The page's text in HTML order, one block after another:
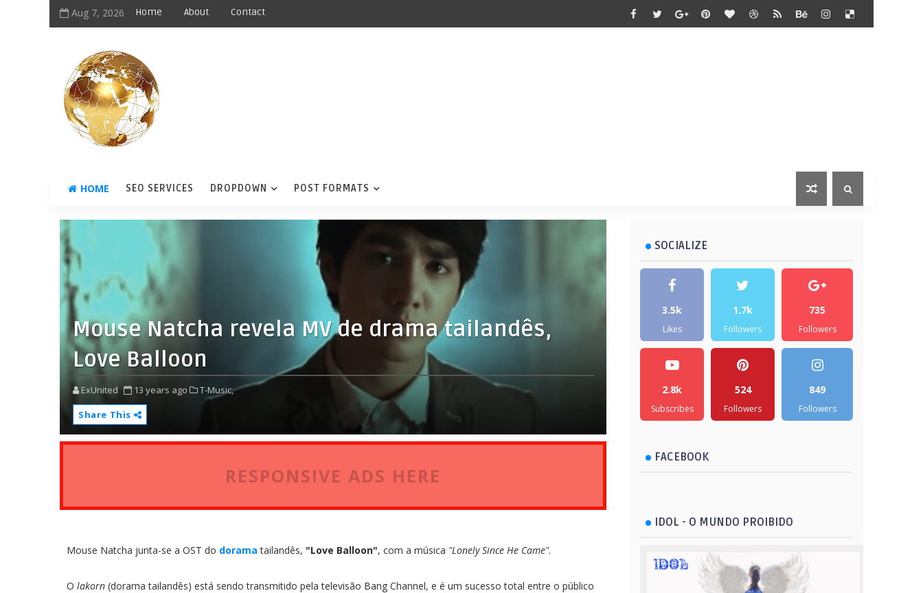
Aug 7, 2026 Home About Contact
HOME SEO SERVICES DROPDOWN POST FORMATS
Mouse Natcha revela MV de drama tailandês,
Love Balloon
ExUnited 13 years ago
T-Music,
Share This
RESPONSIVE ADS HERE
Mouse Natcha junta-se a OST do dorama tailandês, "Love Balloon", com a música "Lonely Since He Came".
O lakorn (dorama tailandês) está sendo transmitido pela televisão Bang Channel, e é um sucesso total entre o público
SOCIALIZE
3.5k
Likes
1.7k
Followers
735
Followers
2.8k
Subscribes
524
Followers
849
Followers
FACEBOOK
IDOL - O MUNDO PROIBIDO